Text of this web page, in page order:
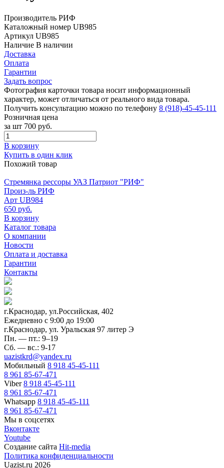
Производитель РИФ
Каталожный номер UB985
Артикул UB985
Наличие В наличии
Доставка
Оплата
Гарантии
Задать вопрос
Фотография карточки товара носит информационный
характер, может отличаться от реального вида товара.
Получить консультацию можно по телефону 8 (918)-45-45-111
Розничная цена
за шт 700 руб.
В корзину
Купить в один клик
Похожий товар
Стремянка рессоры УАЗ Патриот "РИФ"
Произ-ль РИФ
Арт UB984
650 руб.
В корзину
Каталог товара
О компании
Новости
Оплата и доставка
Гарантии
Контакты
г.Краснодар, ул.Российская, 402
Ежедневно c 9:00 до 19:00
г.Краснодар, ул. Уральская 97 литер Э
Пн. — пт.: 9–19
Сб. — вс.: 9-17
uazistkrd@yandex.ru
Мобильный 8 918 45-45-111
8 961 85-67-471
Viber8 918 45-45-111
8 961 85-67-471
Whatsapp 8 918 45-45-111
8 961 85-67-471
Мы в соцсетях
Вконтакте
Youtube
Создание сайта Hit-media
Политика конфиденциальности
Uazist.ru 2026